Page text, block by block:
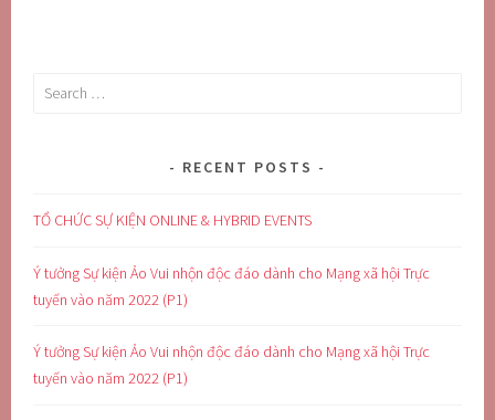
Search
RECENT POSTS
TỔ CHỨC SỰ KIỆN ONLINE & HYBRID EVENTS
Ý tưởng Sự kiện Ảo Vui nhộn độc đáo dành cho Mạng xã hội Trực
tuyến vào năm 2022 (P1)
Ý tưởng Sự kiện Ảo Vui nhộn độc đáo dành cho Mạng xã hội Trực
tuyến vào năm 2022 (P1)